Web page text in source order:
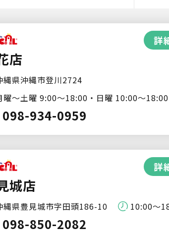
店
縄県沖縄市登川2724
曜〜土曜 9:00〜18:00・日曜 10:00〜18:00
098-934-0959
詳
城店
縄県豊見城市字田頭186-10 10:00～
098-850-2082
詳